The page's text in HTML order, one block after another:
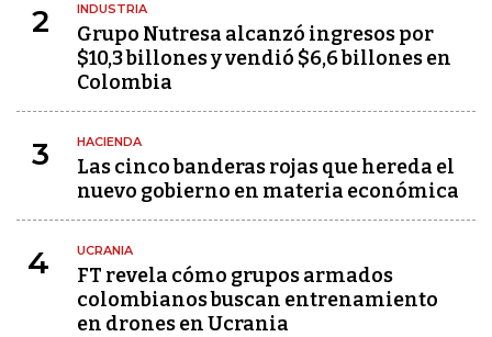
2 INDUSTRIA
Grupo Nutresa alcanzó ingresos por
$10,3 billones y vendió $6,6 billones en
Colombia
3 HACIENDA
Las cinco banderas rojas que hereda el
nuevo gobierno en materia económica
4 UCRANIA
FT revela cómo grupos armados
colombianos buscan entrenamiento
en drones en Ucrania